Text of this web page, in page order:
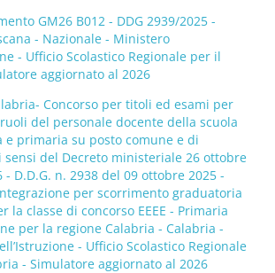
GM26 B012 - DDG 2939/2025 -
- Nazionale - Ministero
- Ufficio Scolastico Regionale per il
aggiornato al 2026
Concorso per titoli ed esami per
ruoli del personale docente della scuola
e primaria su posto comune e di
sensi del Decreto ministeriale 26 ottobre
- D.D.G. n. 2938 del 09 ottobre 2025 -
per scorrimento graduatoria
la classe di concorso EEEE - Primaria
per la regione Calabria - Calabria -
- Ufficio Scolastico Regionale
- Simulatore aggiornato al 2026